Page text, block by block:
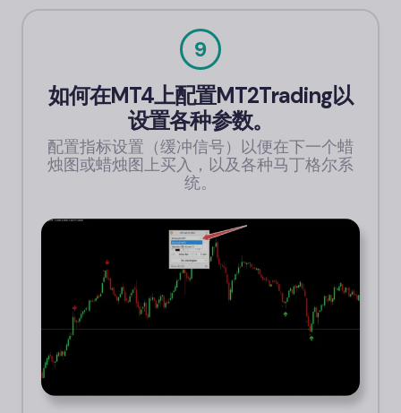
9
如何在MT4上配置MT2Trading以
设置各种参数。
配置指标设置（缓冲信号）以便在下一个蜡
烛图或蜡烛图上买入，以及各种马丁格尔系
统。